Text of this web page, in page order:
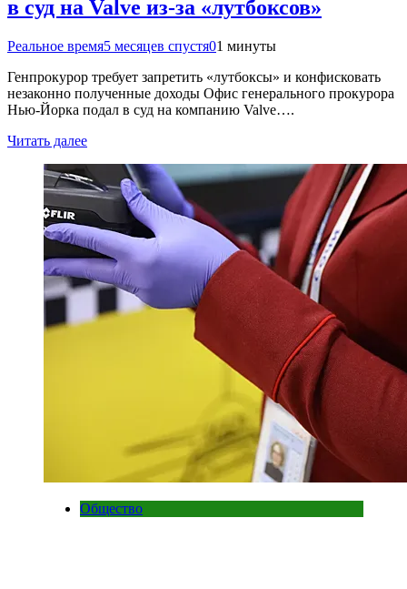
в суд на Valve из-за «лутбоксов»
Реальное время5 месяцев спустя01 минуты
Генпрокурор требует запретить «лутбоксы» и конфисковать
незаконно полученные доходы Офис генерального прокурора
Нью-Йорка подал в суд на компанию Valve….
Читать далее
Общество